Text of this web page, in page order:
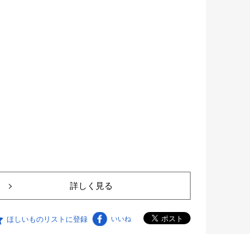
詳しく見る
ほしいものリストに登録 いいね